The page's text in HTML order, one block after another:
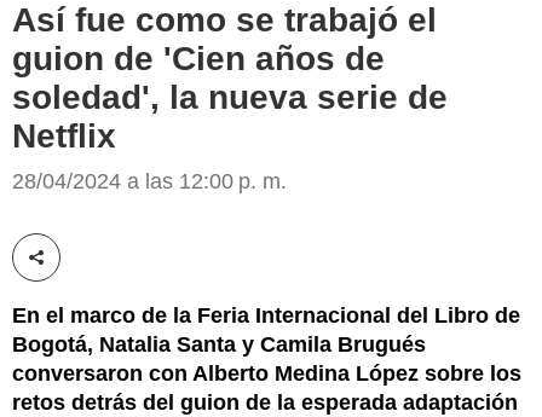
Así fue como se trabajó el
guion de 'Cien años de
soledad', la nueva serie de
Netflix
28/04/2024 a las 12:00 p. m.
Compartir esta noticia
En el marco de la Feria Internacional del Libro de
Bogotá, Natalia Santa y Camila Brugués
conversaron con Alberto Medina López sobre los
retos detrás del guion de la esperada adaptación